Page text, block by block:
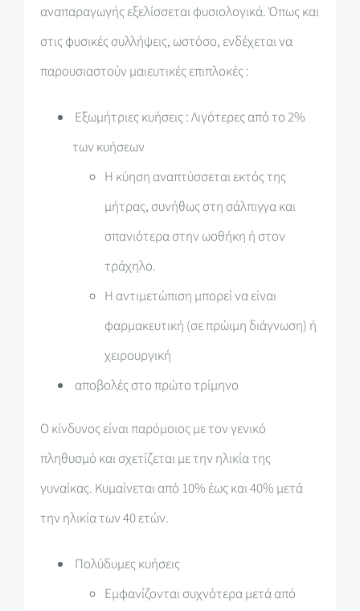
αναπαραγωγής εξελίσσεται φυσιολογικά. Όπως και
στις φυσικές συλλήψεις, ωστόσο, ενδέχεται να
παρουσιαστούν μαιευτικές επιπλοκές :
Εξωμήτριες κυήσεις : Λιγότερες από το 2%
των κυήσεων
Η κύηση αναπτύσσεται εκτός της
μήτρας, συνήθως στη σάλπιγγα και
σπανιότερα στην ωοθήκη ή στον
τράχηλο.
Η αντιμετώπιση μπορεί να είναι
φαρμακευτική (σε πρώιμη διάγνωση) ή
χειρουργική
αποβολές στο πρώτο τρίμηνο
Ο κίνδυνος είναι παρόμοιος με τον γενικό
πληθυσμό και σχετίζεται με την ηλικία της
γυναίκας. Κυμαίνεται από 10% έως και 40% μετά
την ηλικία των 40 ετών.
Πολύδυμες κυήσεις
Εμφανίζονται συχνότερα μετά από